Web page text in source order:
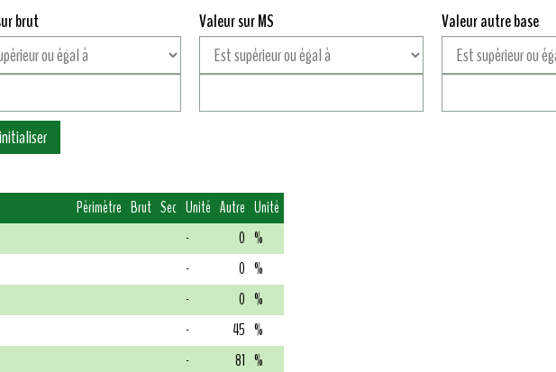
brut Valeur sur MS Valeur autre base
Périmètre Brut Sec Unité Autre Unité
- 0 %
- 0 %
- 0 %
- 45 %
- 81 %